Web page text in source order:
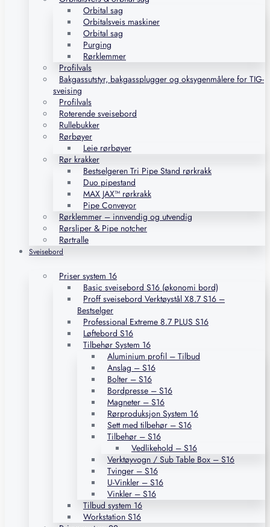
Orbital sag
Orbitalsveis maskiner
Orbital sag
Purging
Rørklemmer
Profilvals
Bakgassutstyr, bakgassplugger og oksygenmålere for TIG-
sveising
Profilvals
Roterende sveisebord
Rullebukker
Rørbøyer
Leie rørbøyer
Rør krakker
Bestselgeren Tri Pipe Stand rørkrakk
Duo pipestand
MAX JAX™ rørkrakk
Pipe Conveyor
Rørklemmer – innvendig og utvendig
Rørsliper & Pipe notcher
Rørtralle
Sveisebord
Priser system 16
Basic sveisebord S16 (økonomi bord)
Proff sveisebord Verktøystål X8.7 S16 –
Bestselger
Professional Extreme 8.7 PLUS S16
Løftebord S16
Tilbehør System 16
Aluminium profil – Tilbud
Anslag – S16
Bolter – S16
Bordpresse – S16
Magneter – S16
Rørproduksjon System 16
Sett med tilbehør – S16
Tilbehør – S16
Vedlikehold – S16
Verktøyvogn / Sub Table Box – S16
Tvinger – S16
U-Vinkler – S16
Vinkler – S16
Tilbud system 16
Workstation S16